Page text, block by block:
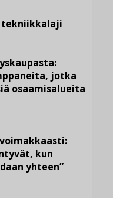
tekniikkalaji
jotka
osaamisalueita
kun
yhteen”